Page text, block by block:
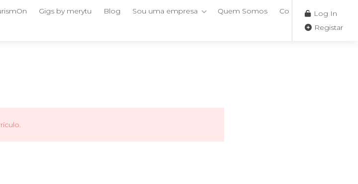
Gigs by merytu Blog Sou uma empresa Quem Somos ContactosLog In
Registar